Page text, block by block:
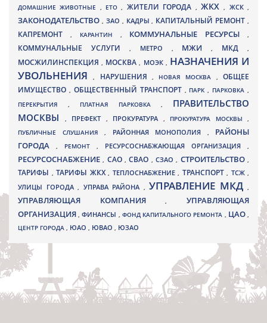
ДОМАШНИЕ ЖИВОТНЫЕ , ЕТО, ЖИТЕЛИ ГОРОДА , ЖКХ, ЖСК,
ЗАКОНОДАТЕЛЬСТВО , ЗАО , КАДРЫ, КАПИТАЛЬНЫЙ РЕМОНТ ,
КАПРЕМОНТ , КАРАНТИН , КОММУНАЛЬНЫЕ РЕСУРСЫ,
КОММУНАЛЬНЫЕ УСЛУГИ , МЕТРО , МЖИ, МКД ,
МОСЖИЛИНСПЕКЦИЯ, МОСКВА , МОЭК , НАЗНАЧЕНИЯ И
УВОЛЬНЕНИЯ, НАРУШЕНИЯ , НОВАЯ МОСКВА ,ОБЩЕЕ
ИМУЩЕСТВО , ОБЩЕСТВЕННЫЙ ТРАНСПОРТ , ПАРК, ПАРКОВКА ,
ПЕРЕКРЫТИЯ , ПЛАТНАЯ ПАРКОВКА , ПРАВИТЕЛЬСТВО
МОСКВЫ
, ПРЕФЕКТ , ПРОКУРАТУРА , ПРОКУРАТУРА МОСКВЫ ,
ПУБЛИЧНЫЕ СЛУШАНИЯ , РАЙОННАЯ МОНОПОЛИЯ , РАЙОНЫ
ГОРОДА
, РЕМОНТ , РЕСУРСОСНАБЖАЮЩАЯ ОРГАНИЗАЦИЯ ,
РЕСУРСОСНАБЖЕНИЕ, САО,СВАО ,СЗАО, СТРОИТЕЛЬСТВО,
ТАРИФЫ , ТАРИФЫ ЖКХ , ТЕПЛОСНАБЖЕНИЕ , ТРАНСПОРТ , ТСЖ ,
УЛИЦЫ ГОРОДА , УПРАВА РАЙОНА , УПРАВЛЕНИЕ МКД ,
УПРАВЛЯЮЩАЯ КОМПАНИЯ,УПРАВЛЯЮЩАЯ
ОРГАНИЗАЦИЯ,ФИНАНСЫ , ФОНД КАПИТАЛЬНОГО РЕМОНТА , ЦАО,
ЦЕНТР ГОРОДА , ЮАО , ЮВАО , ЮЗАО